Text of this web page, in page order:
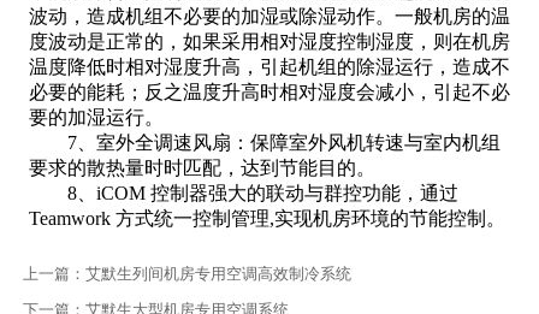
波动，造成机组不必要的加湿或除湿动作。一般机房的温
度波动是正常的，如果采用相对湿度控制湿度，则在机房
温度降低时相对湿度升高，引起机组的除湿运行，造成不
必要的能耗；反之温度升高时相对湿度会减小，引起不必
要的加湿运行。
7、室外全调速风扇：保障室外风机转速与室内机组
要求的散热量时时匹配，达到节能目的。
8、iCOM 控制器强大的联动与群控功能，通过
Teamwork 方式统一控制管理,实现机房环境的节能控制。
上一篇： 艾默生列间机房专用空调高效制冷系统
下一篇： 艾默生大型机房专用空调系统